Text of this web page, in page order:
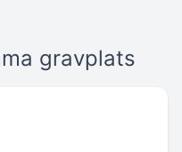
gravplats